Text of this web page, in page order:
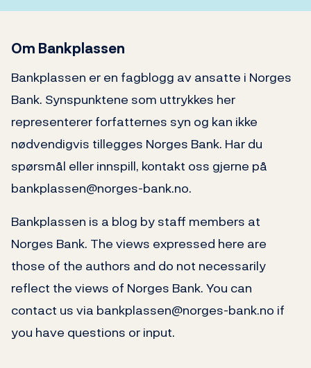
Om Bankplassen
Bankplassen er en fagblogg av ansatte i Norges
Bank. Synspunktene som uttrykkes her
representerer forfatternes syn og kan ikke
nødvendigvis tillegges Norges Bank. Har du
spørsmål eller innspill, kontakt oss gjerne på
bankplassen@norges-bank.no.
Bankplassen is a blog by staff members at
Norges Bank. The views expressed here are
those of the authors and do not necessarily
reflect the views of Norges Bank. You can
contact us via bankplassen@norges-bank.no if
you have questions or input.